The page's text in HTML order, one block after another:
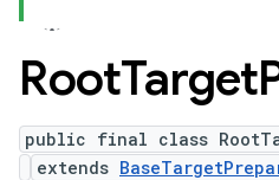
RootTarget
public final class
extends